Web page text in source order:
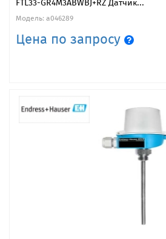
FTL33-GR4M3ABWBJ+RZ Датчик...
Модель: a046289
Цена по запросу